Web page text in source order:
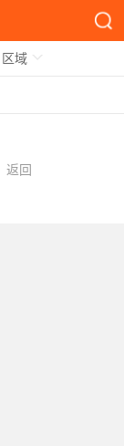
区域
返回